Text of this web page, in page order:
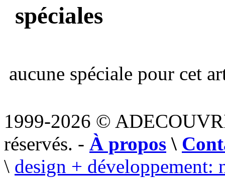
spéciales
aucune spéciale pour cet
1999-2026 ©
réservés. - À propos \
\ design + développement: